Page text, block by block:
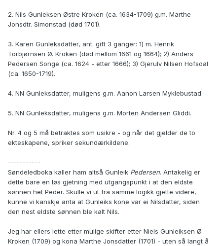
2. Nils Gunleksen Østre Kroken (ca. 1634-1709) g.m. Marthe
Jonsdtr. Simonstad (død 1701).
3. Karen Gunleksdatter, ant. gift 3 ganger: 1) m. Henrik
Torbjørnsen Ø. Kroken (død mellom 1661 og 1664); 2) Anders
Pedersen Songe (ca. 1624 - etter 1666); 3) Gjerulv Nilsen Hofsdal
(ca. 1650-1719).
4. NN Gunleksdatter, muligens g.m. Aanon Larsen Myklebustad.
5. NN Gunleksdatter, muligens g.m. Morten Andersen Gliddi.
Nr. 4 og 5 må betraktes som usikre - og når det gjelder de to
ekteskapene, spriker sekundærkildene.
-----------
Søndeledboka kaller ham altså Gunleik Pedersen. Antakelig er
dette bare en løs gjetning med utgangspunkt i at den eldste
sønnen het Peder. Skulle vi ut fra samme logikk gjette videre,
kunne vi kanskje anta at Gunleiks kone var ei Nilsdatter, siden
den nest eldste sønnen ble kalt Nils.
Jeg har ellers lette etter mulige skifter etter Niels Gunleiksen Ø.
Kroken (1709) og kona Marthe Jonsdatter (1701) - uten så langt å